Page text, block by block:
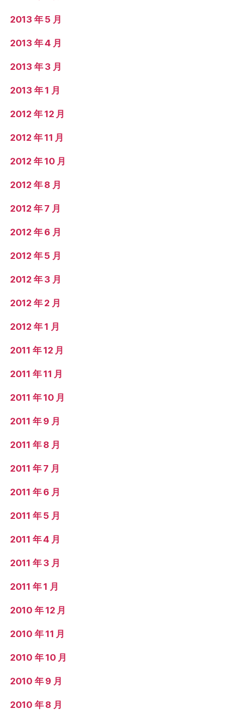
2013 年 5 月
2013 年 4 月
2013 年 3 月
2013 年 1 月
2012 年 12 月
2012 年 11 月
2012 年 10 月
2012 年 8 月
2012 年 7 月
2012 年 6 月
2012 年 5 月
2012 年 3 月
2012 年 2 月
2012 年 1 月
2011 年 12 月
2011 年 11 月
2011 年 10 月
2011 年 9 月
2011 年 8 月
2011 年 7 月
2011 年 6 月
2011 年 5 月
2011 年 4 月
2011 年 3 月
2011 年 1 月
2010 年 12 月
2010 年 11 月
2010 年 10 月
2010 年 9 月
2010 年 8 月